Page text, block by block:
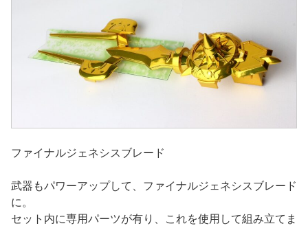
ファイナルジェネシスブレード
武器もパワーアップして、ファイナルジェネシスブレード
に。
セット内に専用パーツが有り、これを使用して組み立てま